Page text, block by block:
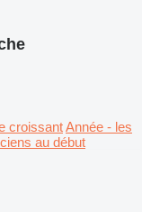
croissantAnnée - les
au début